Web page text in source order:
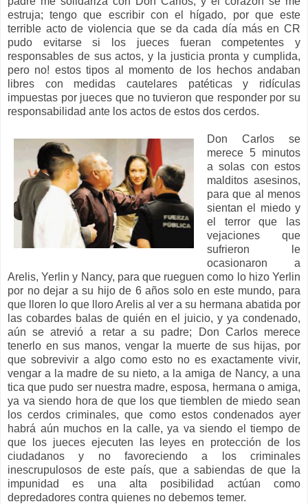
estruja; tengo que escribir con el hígado, por que este
terrible acto de violencia que se da cada día más en CR
pudo evitarse si los jueces fueran competentes y
responsables de sus actos, y la justicia pronta y cumplida,
pero no! estos tipos al momento de los hechos andaban
libres con medidas cautelares patéticas y ridículas
impuestas por jueces que no tuvieron que responder por su
responsabilidad ante los actos de estos dos cerdos.
Don Carlos se
merece 5 minutos
a solas con estos
malditos asesinos,
para que al menos
sientan el miedo y
el terror que las
vejaciones que
sufrieron le
ocasionaron a
Arelis, Yerlin y Nancy, para que rueguen como lo hizo Yerlin
por no dejar a su hijo de 6 años solo en este mundo, para
que lloren lo que lloro Arelis al ver a su hermana abatida por
las cobardes balas de quién en el juicio, y ya condenado,
aún se atrevió a retar a su padre; Don Carlos merece
tenerlo en sus manos, vengar la muerte de sus hijas, por
que sobrevivir a algo como esto no es exactamente vivir,
vengar a la madre de su nieto, a la amiga de Nancy, a una
tica que pudo ser nuestra madre, esposa, hermana o amiga,
ya va siendo hora de que los que tiemblen de miedo sean
los cerdos criminales, que como estos condenados ayer
habrá aún muchos en la calle, ya va siendo el tiempo de
que los jueces ejecuten las leyes en protección de los
ciudadanos y no favoreciendo a los criminales
inescrupulosos de este país, que a sabiendas de que la
impunidad es una alta posibilidad actúan como
depredadores contra quienes no debemos temer.